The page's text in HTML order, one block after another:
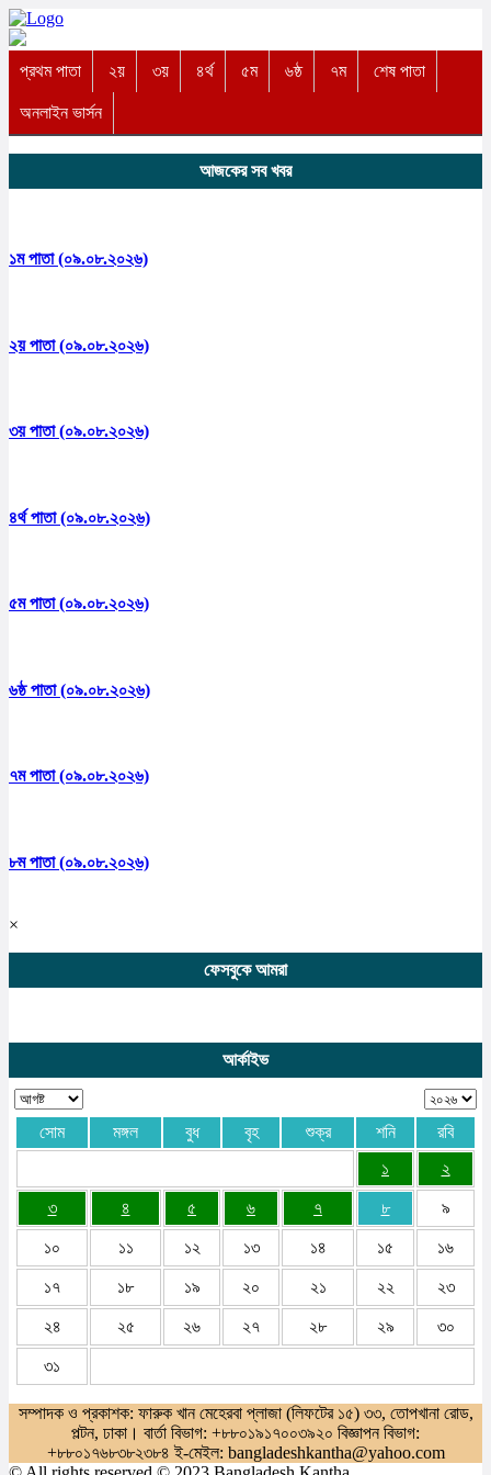
প্রথম পাতা ২য় ৩য় ৪র্থ ৫ম ৬ষ্ঠ ৭ম শেষ পাতা
অনলাইন ভার্সন
আজকের সব খবর
১ম পাতা (০৯.০৮.২০২৬)
২য় পাতা (০৯.০৮.২০২৬)
৩য় পাতা (০৯.০৮.২০২৬)
৪র্থ পাতা (০৯.০৮.২০২৬)
৫ম পাতা (০৯.০৮.২০২৬)
৬ষ্ঠ পাতা (০৯.০৮.২০২৬)
৭ম পাতা (০৯.০৮.২০২৬)
৮ম পাতা (০৯.০৮.২০২৬)
×
ফেসবুকে আমরা
আর্কাইভ
সোম মঙ্গল বুধ বৃহ শুক্র শনি
রবি
১
২
৩ ৪ ৫ ৬ ৭ ৮ ৯
১০ ১১ ১২ ১৩ ১৪ ১৫ ১৬
১৭ ১৮ ১৯ ২০ ২১ ২২ ২৩
২৪ ২৫ ২৬ ২৭ ২৮ ২৯ ৩০
৩১
সম্পাদক ও প্রকাশক: ফারুক খান মেহেরবা প্লাজা (লিফটের ১৫) ৩৩, তোপখানা রোড,
পল্টন, ঢাকা। বার্তা বিভাগ: +৮৮০১৯১৭০০৩৯২০ বিজ্ঞাপন বিভাগ:
+৮৮০১৭৬৮৩৮২৩৮৪ ই-মেইল: bangladeshkantha@yahoo.com